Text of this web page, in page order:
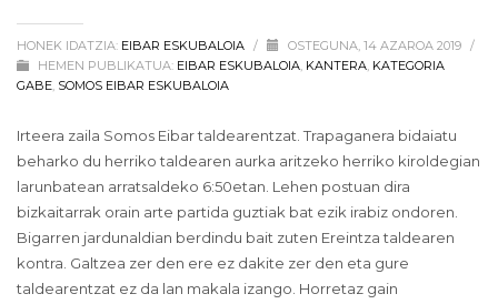
HONEK IDATZIA: EIBAR ESKUBALOIA / OSTEGUNA, 14 AZAROA 2019 /
HEMEN PUBLIKATUA: EIBAR ESKUBALOIA, KANTERA, KATEGORIA
GABE, SOMOS EIBAR ESKUBALOIA
Irteera zaila Somos Eibar taldearentzat. Trapaganera bidaiatu
beharko du herriko taldearen aurka aritzeko herriko kiroldegian
larunbatean arratsaldeko 6:50etan. Lehen postuan dira
bizkaitarrak orain arte partida guztiak bat ezik irabiz ondoren.
Bigarren jardunaldian berdindu bait zuten Ereintza taldearen
kontra. Galtzea zer den ere ez dakite zer den eta gure
taldearentzat ez da lan makala izango. Horretaz gain